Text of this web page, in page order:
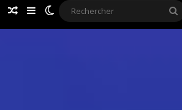
Article Aléatoire
Sidebar (barre latérale)
Switch skin